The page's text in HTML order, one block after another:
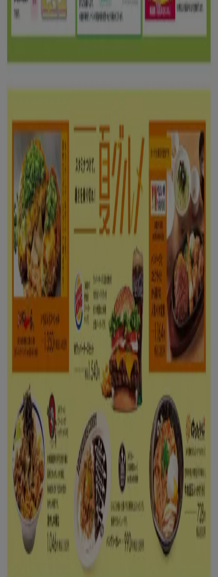
ケアスーツケース
あなたのまちのTiendeo
東京都 大阪市 横浜市 名古屋市 札幌市
仙台市 広島市 京都市 さいたま市 川崎市
千葉
北九州市 新潟市
渋谷区
都道府県一覧へ
Tiendeo international
España Italia
Brasil
Colombia
Argentina
United States
Nederland
Deutschland Chile
Portugal
Australia
Türkiye Polska Norge
Österreich
Sverige
Ecuador Singapore South Africa
Canada
Danmark
Suomi 日本 Ελλάδα 한국
Belgique
Schweiz
United Arab Emirates România
Maroc
Ceská republika
Slovenská republika
Magyarország
България